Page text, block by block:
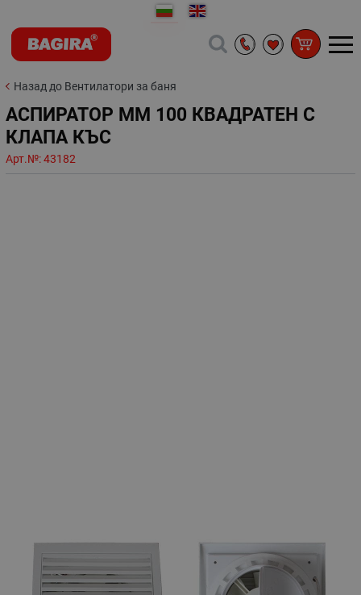
Назад до Вентилатори за баня
АСПИРАТОР ММ 100 КВАДРАТЕН С
КЛАПА КЪС
Арт.№:43182